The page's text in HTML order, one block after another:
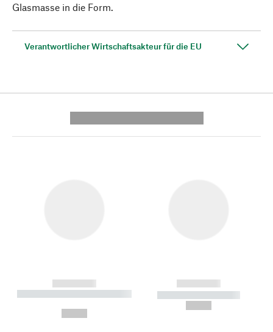
Glasmasse in die Form.
Verantwortlicher Wirtschaftsakteur für die EU
------------
----------- ----------- --------
------------
----------- -----------